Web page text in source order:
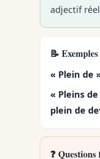
adjectif
📝
« Plein de
« Pleins
plein de
❓